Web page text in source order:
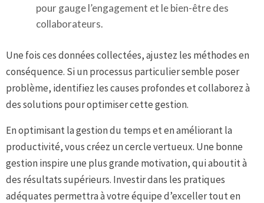
pour gauge l’engagement et le bien-être des
collaborateurs.
Une fois ces données collectées, ajustez les méthodes en
conséquence. Si un processus particulier semble poser
problème, identifiez les causes profondes et collaborez à
des solutions pour optimiser cette gestion.
En optimisant la gestion du temps et en améliorant la
productivité, vous créez un cercle vertueux. Une bonne
gestion inspire une plus grande motivation, qui aboutit à
des résultats supérieurs. Investir dans les pratiques
adéquates permettra à votre équipe d’exceller tout en